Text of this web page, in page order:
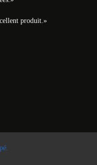
produit.»